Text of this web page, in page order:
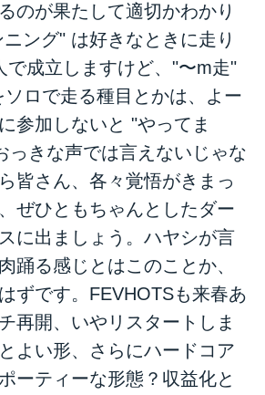
のが果たして適切かわかり
ング" は好きなときに走り
で成立しますけど、"〜m走"
ソロで走る種目とかは、よー
参加しないと "やってま
っきな声では言えないじゃな
皆さん、各々覚悟がきまっ
ぜひともちゃんとしたダー
に出ましょう。ハヤシが言
踊る感じとはこのことか、
ずです。FEVHOTSも来春あ
再開、いやリスタートしま
よい形、さらにハードコア
ーティーな形態？収益化と